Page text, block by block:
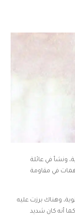
السورية، ونشأ في عائلة
في مقاومة
وهناك برزت عليه
أنه كان شديد